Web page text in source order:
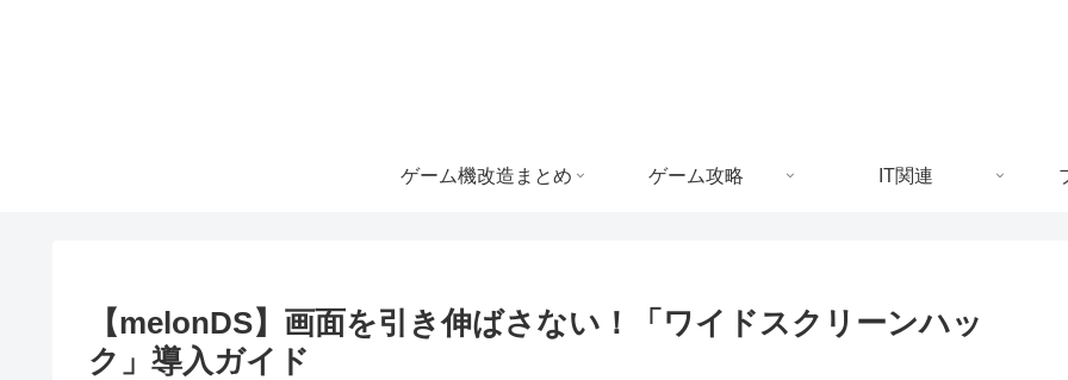
ゲーム機改造まとめ ゲーム攻略 IT関連
【melonDS】画面を引き伸ばさない！「ワイドスクリーンハッ
ク」導入ガイド